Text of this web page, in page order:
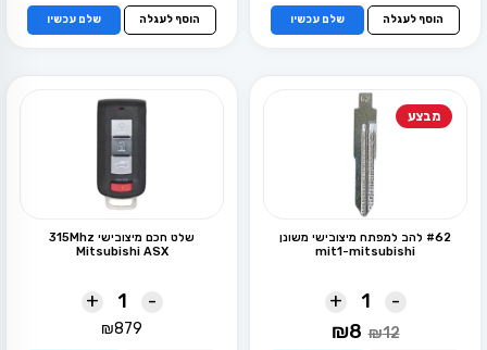
היה:
₪129.
הוא:
₪99.
הוסף לעגלה שלם עכשיו
היה:
₪12.
הוא:
₪8.
הוסף לעגלה שלם עכשיו
מבצע
#62 להב למפתח מיצובישי משונן
mit1-mitsubishi
-
+
₪12
המחיר
₪8
שלט חכם מיצובישי 315Mhz
Mitsubishi ASX
-
+
₪879